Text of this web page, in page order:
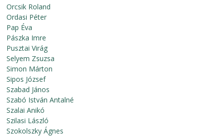
Orcsik Roland
Ordasi Péter
Pap Éva
Pászka Imre
Pusztai Virág
Selyem Zsuzsa
Simon Márton
Sipos József
Szabad János
Szabó István Antalné
Szalai Anikó
Szilasi László
Szokolszky Ágnes